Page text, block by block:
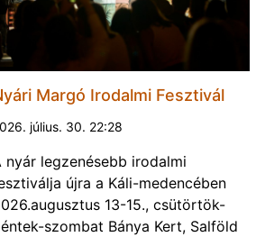
Margó Irodalmi Fesztivál
július. 30. 22:28
nyár legzenésebb irodalmi
újra a Káli-medencében
13-15., csütörtök-
szombat Bánya Kert, Salföld